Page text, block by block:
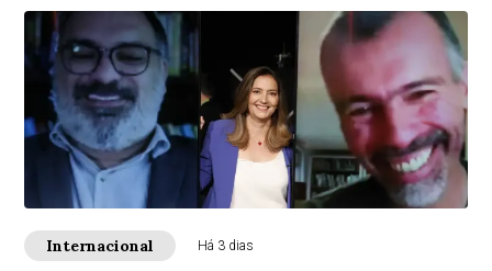
Internacional Há 3 dias